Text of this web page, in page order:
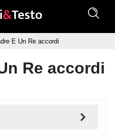
E Un Re accordi
Re accordi